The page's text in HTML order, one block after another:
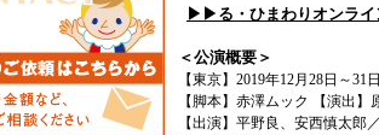
▶▶る・ひまわりオンライ
＜公演概要＞
【東京】2019年12月28日～31
【脚本】赤澤ムック 【演出】
【出演】平野良、安西慎太郎